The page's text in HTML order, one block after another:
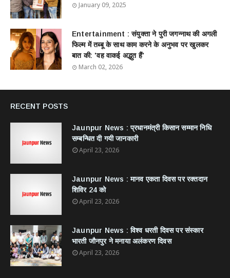
January 09, 2025
Entertainment : ​संयुक्ता ने पुरी जगन्नाथ की अगली
फिल्म में तब्बू के साथ काम करने के अनुभव पर खुलकर
बात की: 'वह वाकई अद्भुत हैं'
March 02, 2026
RECENT POSTS
Jaunpur News : ​प्रधानमंत्री किसान सम्मान निधि
सम्बन्धित दी गयी जानकारी
April 23, 2026
Jaunpur News : ​मानव एकता दिवस पर रक्तदान
शिविर 24 को
April 23, 2026
Jaunpur News : विश्व धरती दिवस पर संस्कार
भारती जौनपुर ने मनाया अलंकरण दिवस
April 23, 2026